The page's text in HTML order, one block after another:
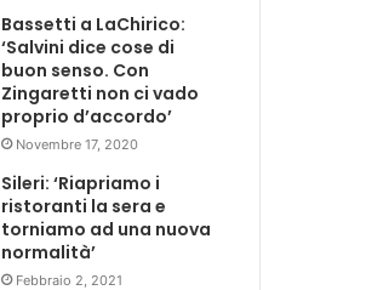
Bassetti a LaChirico:
‘Salvini dice cose di
buon senso. Con
Zingaretti non ci vado
proprio d’accordo’
Novembre 17, 2020
Sileri: ‘Riapriamo i
ristoranti la sera e
torniamo ad una nuova
normalità’
Febbraio 2, 2021